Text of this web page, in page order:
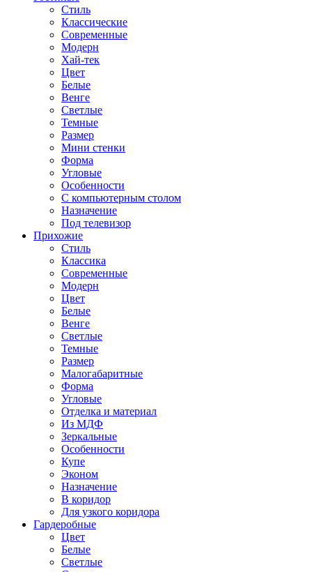
Стиль
Классические
Современные
Модерн
Хай-тек
Цвет
Белые
Венге
Светлые
Темные
Размер
Мини стенки
Форма
Угловые
Особенности
С компьютерным столом
Назначение
Под телевизор
Прихожие
Стиль
Классика
Современные
Модерн
Цвет
Белые
Венге
Светлые
Темные
Размер
Малогабаритные
Форма
Угловые
Отделка и материал
Из МДФ
Зеркальные
Особенности
Купе
Эконом
Назначение
В коридор
Для узкого коридора
Гардеробные
Цвет
Белые
Светлые